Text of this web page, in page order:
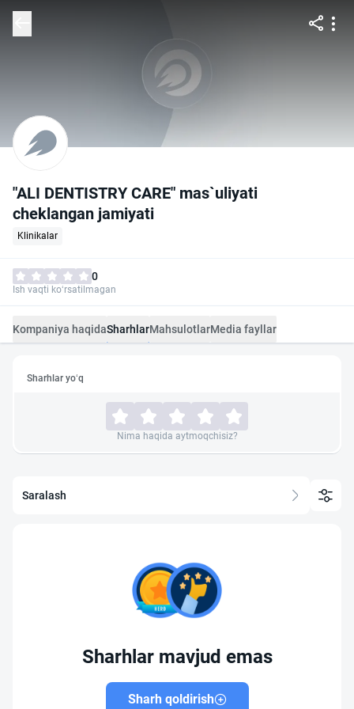
"ALI DENTISTRY CARE" mas`uliyati
cheklangan jamiyati
Klinikalar
0
Ish vaqti ko‘rsatilmagan
Kompaniya haqidaSharhlarMahsulotlarMedia fayllar
Sharhlar yo‘q
Nima haqida aytmoqchisiz?
Saralash
Sharhlar mavjud emas
Sharh qoldirish